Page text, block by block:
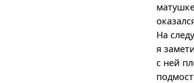
На
я
с ней